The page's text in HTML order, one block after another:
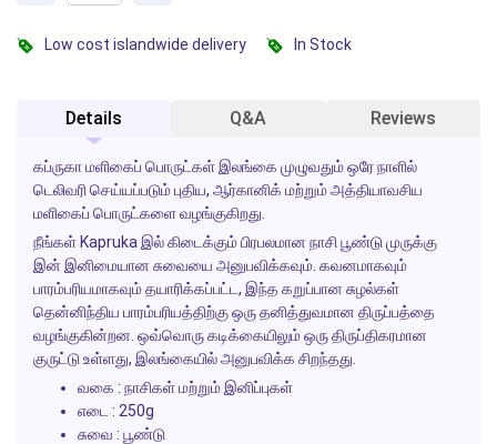
Low cost islandwide delivery In Stock
Details Q&A Reviews
கப்ருகா மளிகைப் பொருட்கள் இலங்கை முழுவதும் ஒரே நாளில்
டெலிவரி செய்யப்படும் புதிய, ஆர்கானிக் மற்றும் அத்தியாவசிய
மளிகைப் பொருட்களை வழங்குகிறது.
நீங்கள் Kapruka இல் கிடைக்கும் பிரபலமான நாசி பூண்டு முருக்கு
இன் இனிமையான சுவையை அனுபவிக்கவும். கவனமாகவும்
பாரம்பரியமாகவும் தயாரிக்கப்பட்ட, இந்த கறுப்பான சுழல்கள்
தென்னிந்திய பாரம்பரியத்திற்கு ஒரு தனித்துவமான திருப்பத்தை
வழங்குகின்றன. ஒவ்வொரு கடிக்கையிலும் ஒரு திருப்திகரமான
குருட்டு உள்ளது, இலங்கையில் அனுபவிக்க சிறந்தது.
வகை : நாசிகள் மற்றும் இனிப்புகள்
எடை : 250g
சுவை : பூண்டு